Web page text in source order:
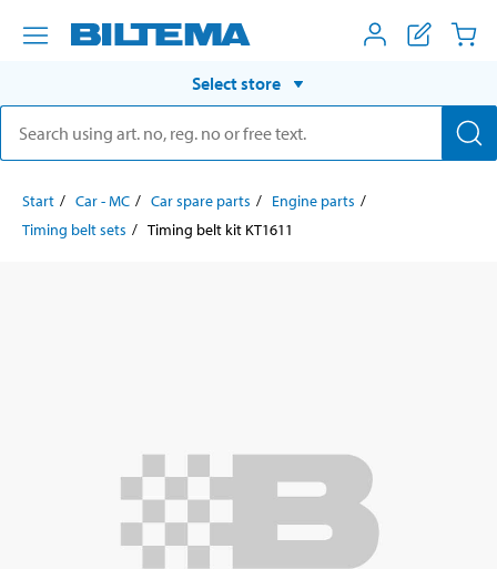
Select store
Start Car - MC Car spare parts
Engine parts
Timing belt sets
Timing belt kit KT1611